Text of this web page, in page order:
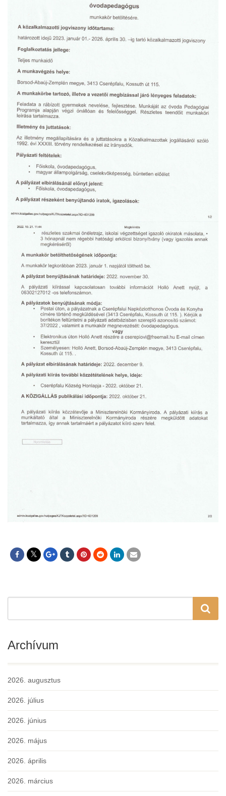
Archívum
2026. augusztus
2026. július
2026. június
2026. május
2026. április
2026. március